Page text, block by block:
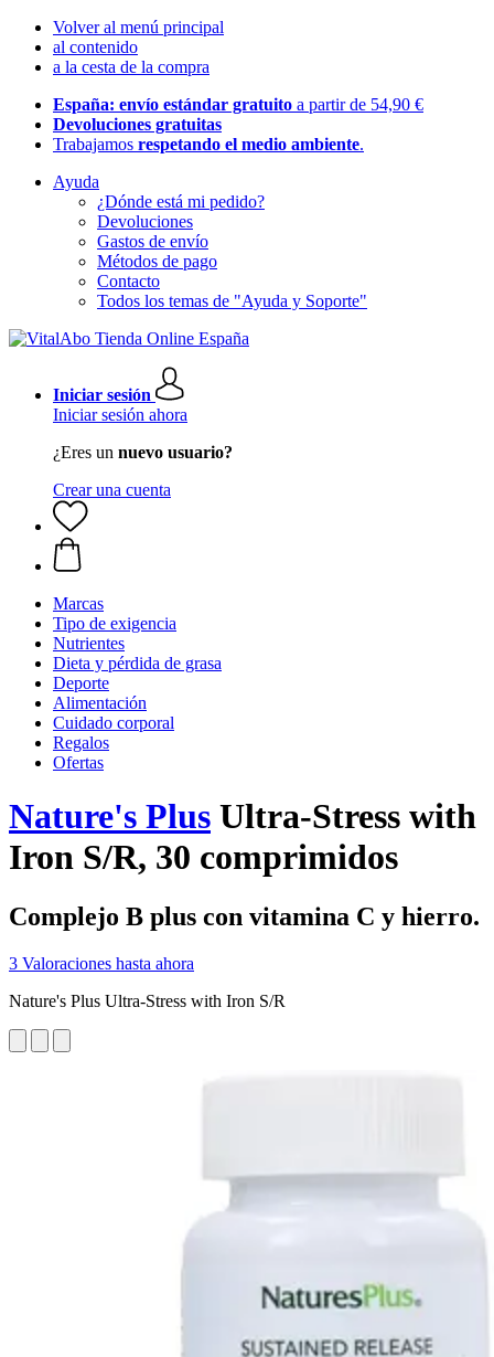
Volver al menú principal
al contenido
a la cesta de la compra
España: envío estándar gratuito a partir de 54,90 €
Devoluciones gratuitas
Trabajamos respetando el medio ambiente.
Ayuda
¿Dónde está mi pedido?
Devoluciones
Gastos de envío
Métodos de pago
Contacto
Todos los temas de "Ayuda y Soporte"
Iniciar sesión
Iniciar sesión ahora
¿Eres un nuevo usuario?
Crear una cuenta
Marcas
Tipo de exigencia
Nutrientes
Dieta y pérdida de grasa
Deporte
Alimentación
Cuidado corporal
Regalos
Ofertas
Nature's Plus Ultra-Stress with
Iron S/R, 30 comprimidos
Complejo B plus con vitamina C y hierro.
3 Valoraciones hasta ahora
Nature's Plus Ultra-Stress with Iron S/R